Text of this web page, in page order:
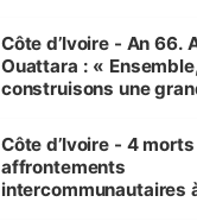
enfants
Côte d’Ivoire - An 66.
Ouattara : «
construisons une
générations futures »
Côte d’Ivoire - 4
affrontements
intercommunautaires